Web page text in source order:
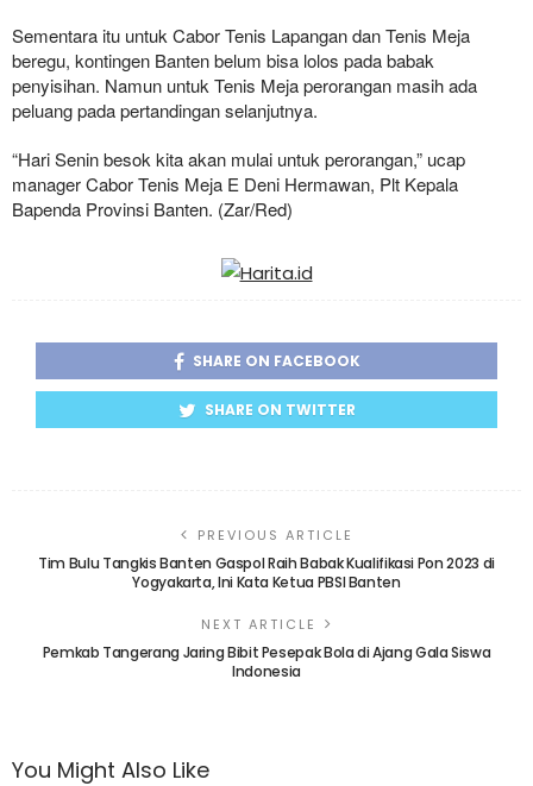
Sementara itu untuk Cabor Tenis Lapangan dan Tenis Meja
beregu, kontingen Banten belum bisa lolos pada babak
penyisihan. Namun untuk Tenis Meja perorangan masih ada
peluang pada pertandingan selanjutnya.
“Hari Senin besok kita akan mulai untuk perorangan,” ucap
manager Cabor Tenis Meja E Deni Hermawan, Plt Kepala
Bapenda Provinsi Banten. (Zar/Red)
SHARE ON FACEBOOK
SHARE ON TWITTER
PREVIOUS ARTICLE
Tim Bulu Tangkis Banten Gaspol Raih Babak Kualifikasi Pon 2023 di
Yogyakarta, Ini Kata Ketua PBSI Banten
NEXT ARTICLE
Pemkab Tangerang Jaring Bibit Pesepak Bola di Ajang Gala Siswa
Indonesia
You Might Also Like